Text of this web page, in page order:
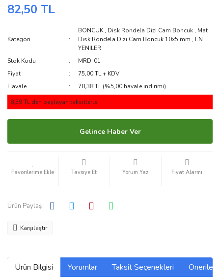
82,50 TL
Kategori
BONCUK , Disk Rondela Dizi Cam Boncuk , Mat
Disk Rondela Dizi Cam Boncuk 10x5 mm , EN
YENİLER
Stok Kodu
MRD-01
Fiyat
75,00 TL + KDV
Havale
78,38 TL (%5,00 havale indirimi)
8,59 TL den başlayan taksitlerle!
Gelince Haber Ver
Tavsiye Et Yorum Yaz Fiyat Alarmı
Ürün Paylaş :
Karşılaştır
Ürün Bilgisi Yorumlar Taksit Seçenekleri